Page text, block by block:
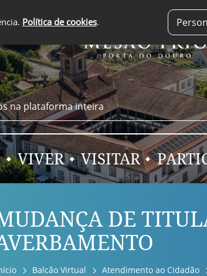
Política de cookies.
VIVER VISITAR
DE
Balcão Virtual Atendimento ao Cidadão